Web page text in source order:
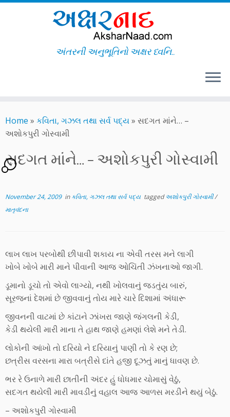
to
content
અંતરની અનુભૂતિનો અક્ષર ધ્વનિ..
Home » કવિતા, ગઝલ તથા સર્વ પદ્ય» સદગત માંને… –
અશોકપુરી ગોસ્વામી
સદગત માંને… – અશોકપુરી ગોસ્વામી
4
November 24, 2009inકવિતા, ગઝલ તથા સર્વ પદ્ય taggedઅશોકપુરી ગોસ્વામી/
માતૃવંદના
લાખ લાખ પરબોથી છીપાવી શકાય ના એવી તરસ મને લાગી
ખોબે ખોબે મારી માને પીવાની આજ ઓચિંતી ઝંખનાઓ જાગી.
ડૂમાનો ડૂચો તો એવો લાગ્યો, નથી ખોલવાનું જડતુંય બારું,
સૂરજનાં દેશમાં છે જીવવાનું તોય મારે ચારે દિશામાં અંધારૂ
જીવનની વાટમાં છે કાંટાને ઝાંખરા જાણે જંગલની કેડી,
કેડી થયેલી મારી માના તે હાથ જાણે હમણાં લેશે મને તેડી.
લોકોની આંખો તો દરિયો ને દરિયાનું પાણી તો કે રણ છે;
છત્રીસ વરસના મારા બત્રીસે દાંતે હજી દૂઝતું માનું ધાવણ છે.
ભર રે ઉનાળે મારી છાતીની અંદર હું ધોધમાર ચોમાસું વેઠું,
સદગત થયેલી મારી માવડીનું વહાલ આજ આળસ મરડીને થયું બેઠું.
– અશોકપુરી ગોસ્વામી